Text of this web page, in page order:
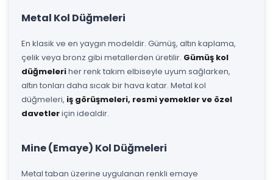
Metal Kol Düğmeleri
En klasik ve en yaygın modeldir. Gümüş, altın kaplama,
çelik veya bronz gibi metallerden üretilir. Gümüş kol
düğmeleriher renk takım elbiseyle uyum sağlarken,
altın tonları daha sıcak bir hava katar. Metal kol
düğmeleri, iş görüşmeleri, resmi yemekler ve özel
davetleriçin idealdir.
Mine (Emaye) Kol Düğmeleri
Metal taban üzerine uygulanan renkli emaye